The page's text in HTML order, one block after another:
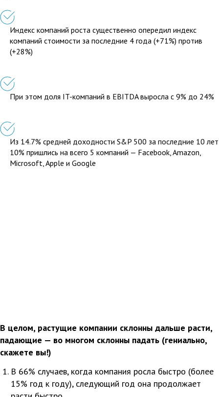
Индекс компаний роста существенно опередил индекс
компаний стоимости за последние 4 года (+71%) против
(+28%)
При этом доля IT-компаний в EBITDA выросла с 9% до 24%
Из 14.7% средней доходности S&P 500 за последние 10 лет
10% пришлись на всего 5 компаний — Facebook, Amazon,
Microsoft, Apple и Google
В целом, растущие компании склонны дальше расти,
падающие — во многом склонны падать (гениально,
скажете вы!)
В 66% случаев, когда компания росла быстро (более
15% год к году), следующий год она продолжает